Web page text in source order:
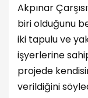
Akpınar
biri olduğunu
iki tapulu ve
işyerlerine
projede
verildiğini